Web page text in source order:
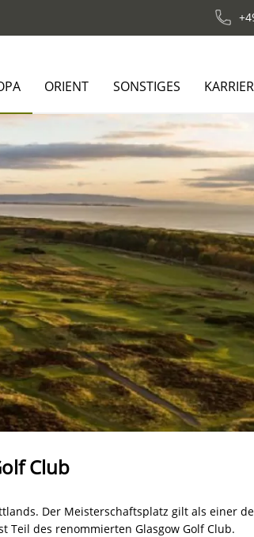
ORIENT SONSTIGES
Club
Der Meisterschaftsplatz gilt als einer
Teil des renommierten Glasgow Golf Club.